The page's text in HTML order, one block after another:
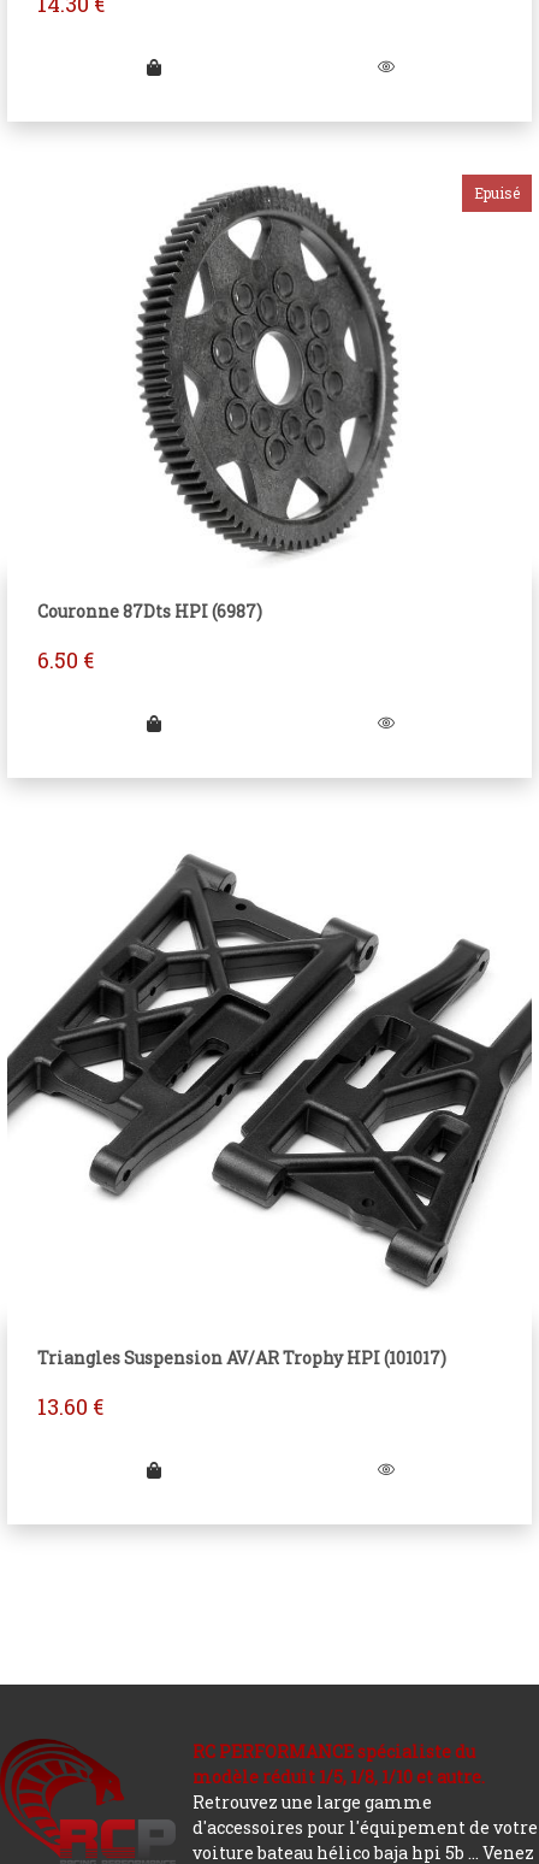
Couronne 87Dts HPI (6987)
6.50 €
Triangles Suspension AV/AR Trophy HPI (101017)
13.60 €
RC PERFORMANCE spécialiste du
modèle réduit 1/5, 1/8, 1/10 et autre.
Retrouvez une large gamme
d'accessoires pour l'équipement de votre
voiture bateau hélico baja hpi 5b ... Venez